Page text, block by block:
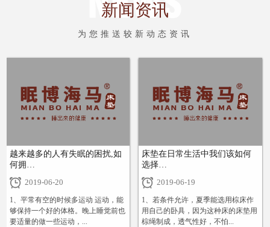
新闻资讯
为您推送较新动态资讯
越来越多的人有失眠的困扰,如
何拥…
2019-06-20
1、平常有空的时候多运动 运动，能
够保持一个好的体格。晚上睡觉前也
要适量的做一些运动，...
床垫在日常生活中我们该如何
选择…
2019-06-19
1、若条件允许，夏季能选用棕床作
用自己的卧具，因为这种床的床垫用
棕绳制成，透气性好，不怕...